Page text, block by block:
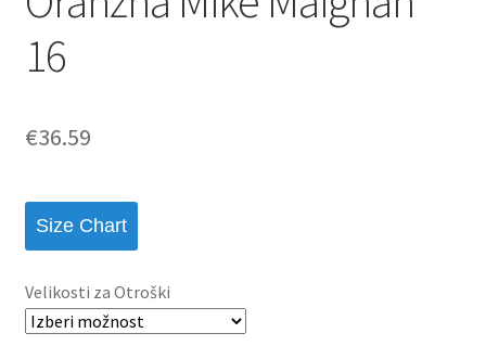
16
€36.59
Size Chart
Velikosti za Otroški